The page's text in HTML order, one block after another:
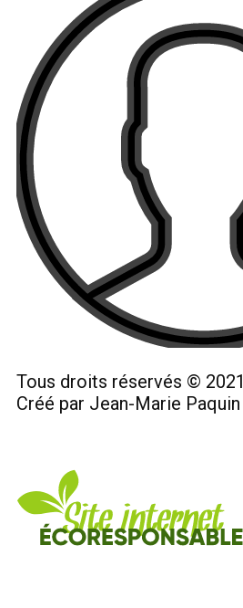
Tous droits réservés © 2021
Créé par Jean-Marie Paquin